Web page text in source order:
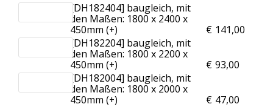
[DH182404] baugleich, mit
den Maßen: 1800 x 2400 x
450mm (+
€ 141,00
)
[DH182204] baugleich, mit
den Maßen: 1800 x 2200 x
450mm (+
€ 93,00
)
[DH182004] baugleich, mit
den Maßen: 1800 x 2000 x
450mm (+
€ 47,00
)